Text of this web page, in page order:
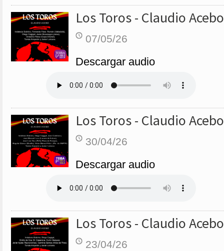
Los Toros - Claudio Acebo
07/05/26
Descargar audio
Los Toros - Claudio Acebo
30/04/26
Descargar audio
Los Toros - Claudio Acebo
23/04/26